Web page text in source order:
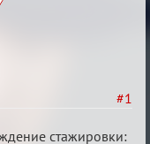
#1
стажировки: